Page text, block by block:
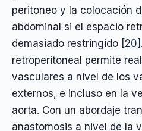
peritoneo y la colocación
abdominal si el espacio
demasiado restringido [20]
retroperitoneal permite
vasculares a nivel de los
externos, e incluso en la
aorta. Con un abordaje
anastomosis a nivel de la